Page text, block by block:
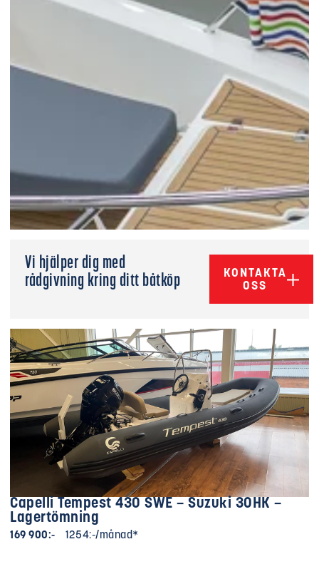
Vi hjälper dig med
rådgivning kring ditt båtköp
KONTAKTA
OSS
Capelli Tempest 430 SWE – Suzuki 30HK –
Lagertömning
169 900:- 1254:-/månad*